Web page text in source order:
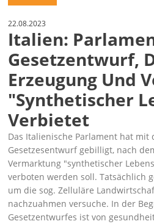
22.08.2023
Italien:
Gesetzentwurf,
Erzeugung Und
"synthetischer
Verbietet
Das Italienische Parlament hat
Gesetzesentwurf gebilligt, nach
Vermarktung synthetischer
verboten werden soll. Tatsächlich
um die sog. Zelluläre
nachzuahmen versuche. In der
Gesetzentwurfes ist von